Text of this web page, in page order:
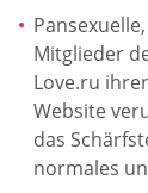
Mitglieder
Love.ru
Website
das
normales